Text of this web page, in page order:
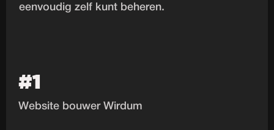
eenvoudig zelf kunt beheren.
#1
Website bouwer Wirdum